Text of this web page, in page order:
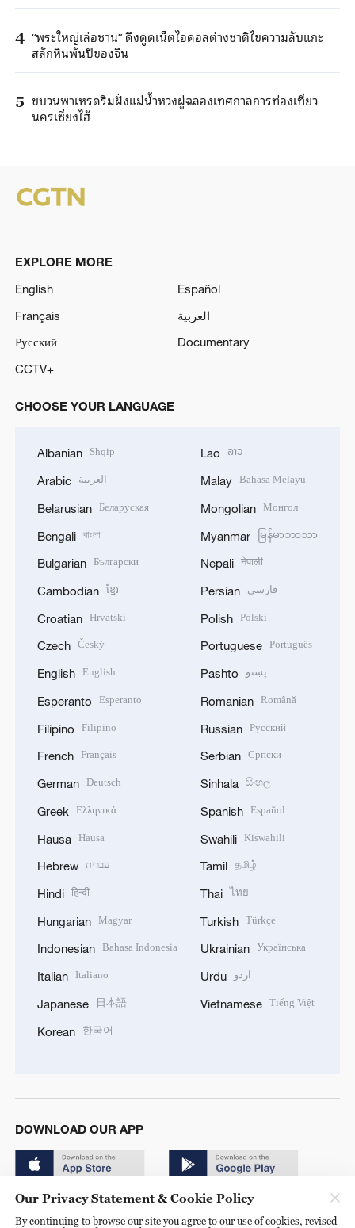
4 “พระใหญ่เล่อซาน” ดึงดูดเน็ตไอดอลต่างชาติไขความลับแกะ
สลักหินพันปีของจีน
5 ขบวนพาเหรดริมฝั่งแม่น้ำหวงผู่ฉลองเทศกาลการท่องเที่ยว
นครเซี่ยงไฮ้
EXPLORE MORE
English
Español
Français
العربية
Русский
Documentary
CCTV+
CHOOSE YOUR LANGUAGE
Albanian Shqip
Arabic العربية
Belarusian Беларуская
Bengali বাংলা
Bulgarian Български
Cambodian ខ្មែរ
Croatian Hrvatski
Czech Český
English English
Esperanto Esperanto
Filipino Filipino
French Français
German Deutsch
Greek Ελληνικά
Hausa Hausa
Hebrew עברית
Hindi हिन्दी
Hungarian Magyar
Indonesian Bahasa Indonesia
Italian Italiano
Japanese 日本語
Korean 한국어
Lao ລາວ
Malay Bahasa Melayu
Mongolian Монгол
Myanmar မြန်မာဘာသာ
Nepali नेपाली
Persian فارسی
Polish Polski
Portuguese Português
Pashto پښتو
Romanian Română
Russian Русский
Serbian Српски
Sinhala සිංහල
Spanish Español
Swahili Kiswahili
Tamil தமிழ்
Thai ไทย
Turkish Türkçe
Ukrainian Українська
Urdu اردو
Vietnamese Tiếng Việt
DOWNLOAD OUR APP
Our Privacy Statement & Cookie Policy
By continuing to browse our site you agree to our use of cookies, revised